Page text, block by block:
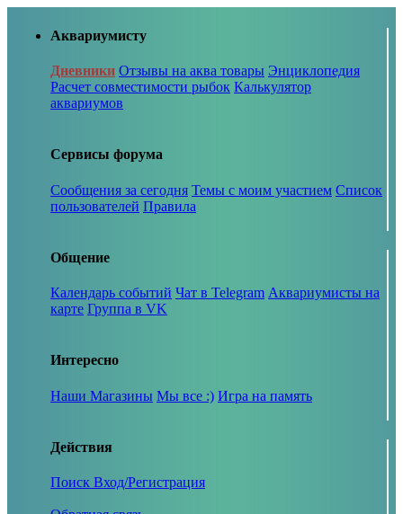
Аквариумисту
Дневники Отзывы на аква товары Энциклопедия
Расчет совместимости рыбок Калькулятор
аквариумов
Сервисы форума
Сообщения за сегодня Темы с моим участием Список
пользователей Правила
Общение
Календарь событий Чат в Telegram Аквариумисты на
карте Группа в VK
Интересно
Наши Магазины Мы все :) Игра на память
Действия
Поиск Вход/Регистрация